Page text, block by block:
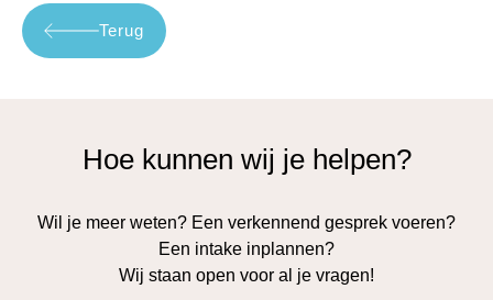
Terug
Hoe kunnen wij je helpen?
Wil je meer weten? Een verkennend gesprek voeren?
Een intake inplannen?
Wij staan open voor al je vragen!